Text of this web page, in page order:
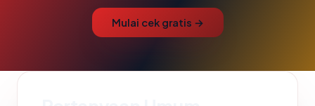
Mulai cek gratis →